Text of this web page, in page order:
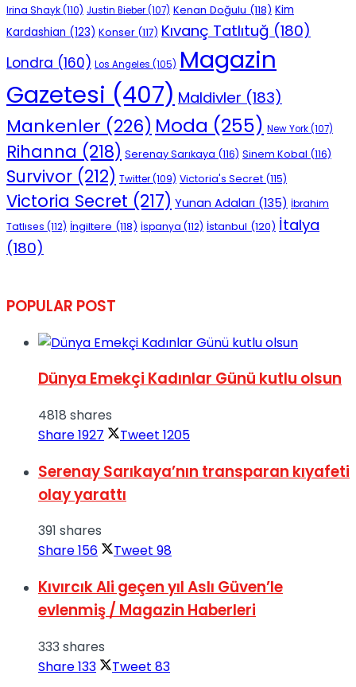
Irina Shayk(110) Justin Bieber(107) Kenan Doğulu (118) Kim
Kardashian (123) Konser (117) Kıvanç Tatlıtuğ (180)
Londra (160) Los Angeles (105) Magazin
Gazetesi (407) Maldivler (183)
Mankenler (226) Moda (255) New York(107)
Rihanna (218) Serenay Sarıkaya (116) Sinem Kobal (116)
Survivor (212) Twitter(109) Victoria's Secret (115)
Victoria Secret (217) Yunan Adaları (135) İbrahim
Tatlıses (112) İngiltere (118) İspanya (112) İstanbul (120) İtalya
(180)
POPULAR POST
Dünya Emekçi Kadınlar Günü kutlu olsun
4818 shares
Share1927 Tweet 1205
Serenay Sarıkaya’nın transparan kıyafeti
olay yarattı
391 shares
Share156 Tweet 98
Kıvırcık Ali geçen yıl Aslı Güven’le
evlenmiş / Magazin Haberleri
333 shares
Share133 Tweet 83